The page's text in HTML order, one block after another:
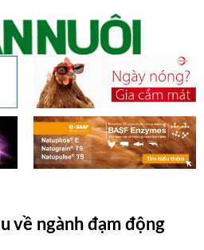
về ngành đạm động